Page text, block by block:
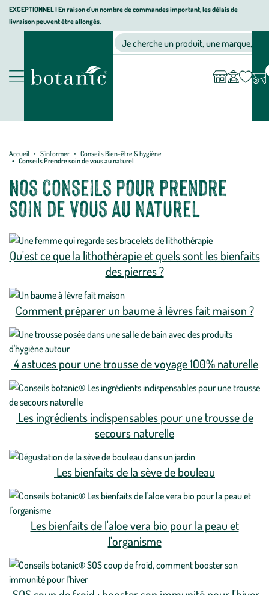
Aller
Aller
au
Aller
au
page
EXCEPTIONNEL I En raison d'un nombre de commandes important, les délais de
livraison peuvent être allongés.
Nos
animalerie,
décoration,
botanic®
Je cherche un produit, une marque, un
compte
Accueil S'informer
Conseils Bien-être & hygiène
Conseils Prendre soin de vous au naturel
Nos conseils pour prendre
soin de vous au naturel
Qu'est ce que la lithothérapie et quels sont les bienfaits
des pierres ?
Comment préparer un baume à lèvres fait maison ?
4 astuces pour une trousse de voyage 100% naturelle
Les ingrédients indispensables pour une trousse de
secours naturelle
Les bienfaits de la sève de bouleau
Les bienfaits de l'aloe vera bio pour la peau et
l'organisme